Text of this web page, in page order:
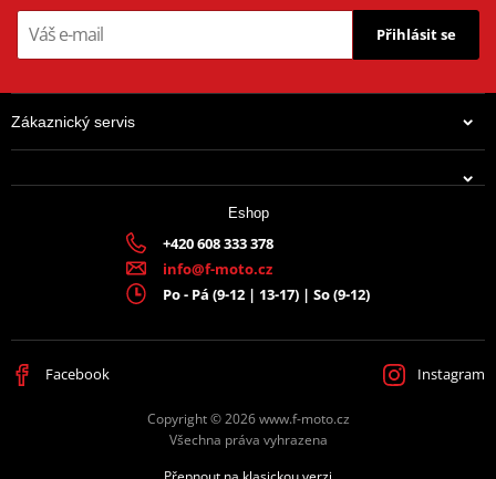
Přihlásit se
Zákaznický servis
Eshop
+420 608 333 378
info@f-moto.cz
Po - Pá (9-12 | 13-17) | So (9-12)
Facebook Instagram
Copyright © 2026 www.f-moto.cz
Všechna práva vyhrazena